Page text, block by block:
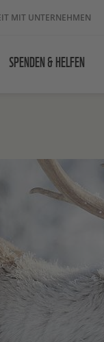
MIT UNTERNEHMEN
SPENDEN & HELFEN